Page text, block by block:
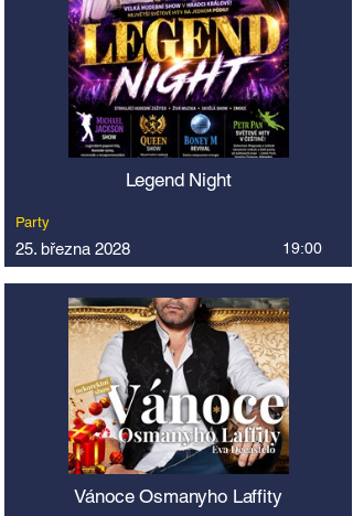
Legend Night
Party
25. března 2028 19:00
Vánoce Osmanyho Laffity